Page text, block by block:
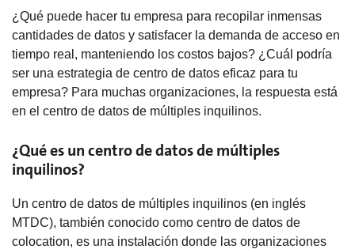
¿Qué puede hacer tu empresa para recopilar inmensas
cantidades de datos y satisfacer la demanda de acceso en
tiempo real, manteniendo los costos bajos? ¿Cuál podría
ser una estrategia de centro de datos eficaz para tu
empresa? Para muchas organizaciones, la respuesta está
en el centro de datos de múltiples inquilinos.
¿Qué es un centro de datos de múltiples
inquilinos?
Un centro de datos de múltiples inquilinos (en inglés
MTDC), también conocido como centro de datos de
colocation, es una instalación donde las organizaciones